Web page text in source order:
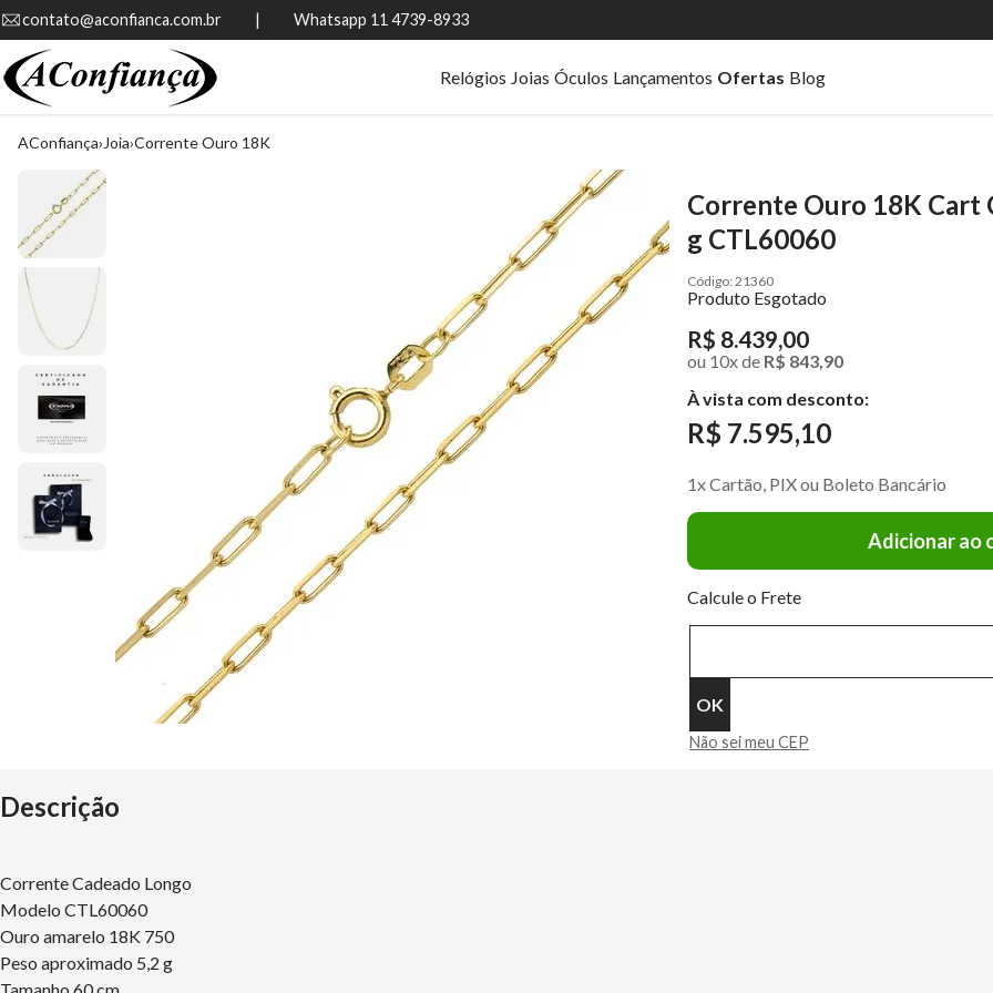
contato@aconfianca.com.br          |          Whatsapp 11 4739-8933
Relógios Joias Óculos Lançamentos Ofertas Blog
AConfiança Joia Corrente Ouro 18K
Corrente Ouro 18K Cart
g CTL60060
21360
Produto Esgotado
R$ 8.439,00
ou 10xde R$ 843,90
À vista com desconto:
R$ 7.595,10
1x Cartão, PIX ou Boleto Bancário
Adicionar ao
Calcule o Frete
Não sei meu CEP
Descrição
Corrente Cadeado Longo
Modelo CTL60060
Ouro amarelo 18K 750
Peso aproximado 5,2 g